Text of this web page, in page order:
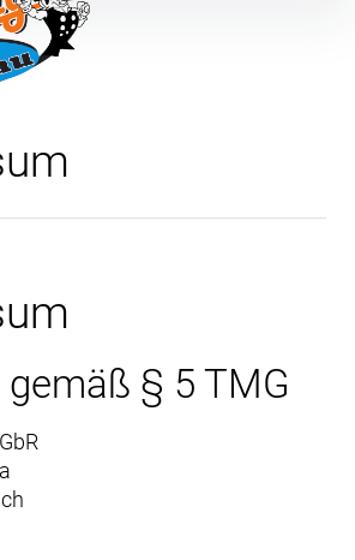
§ 5 TMG